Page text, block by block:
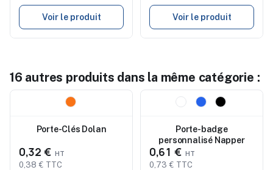
publicitaire
Voir le produit
Voir le produit
16 autres produits dans la même catégorie :
Porte-Clés Dolan
0,32 €
0,38 € TTC
Nouveau
Porte-badge
personnalisé Napper
0,61 €
0,73 € TTC